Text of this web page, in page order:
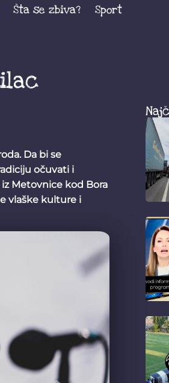
Šta se zbiva?
Sport
Da bi se
očuvati i
Metovnice kod Bora
vlaške kulture i